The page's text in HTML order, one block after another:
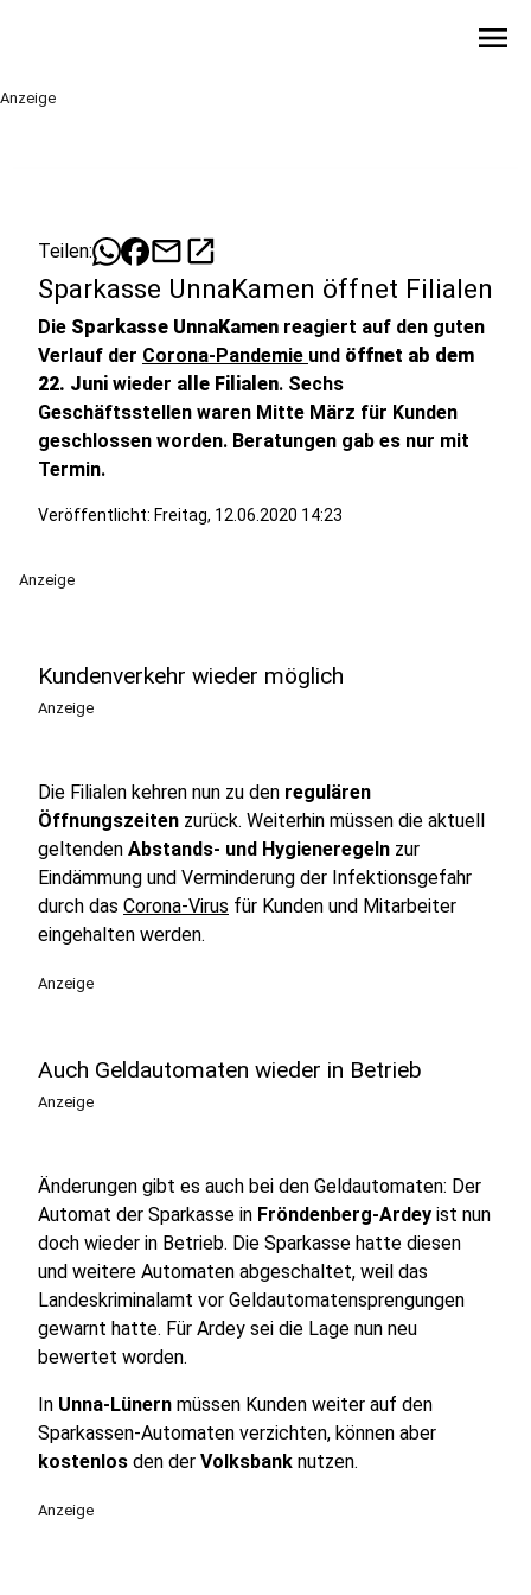
menu
Anzeige
Teilen: mailopen_in_new
Sparkasse UnnaKamen öffnet Filialen
Die Sparkasse UnnaKamen reagiert auf den guten
Verlauf der Corona-Pandemie und öffnet ab dem
22. Juni wieder alle Filialen. Sechs
Geschäftsstellen waren Mitte März für Kunden
geschlossen worden. Beratungen gab es nur mit
Termin.
Veröffentlicht: Freitag, 12.06.2020 14:23
Anzeige
Kundenverkehr wieder möglich
Anzeige
Die Filialen kehren nun zu den regulären
Öffnungszeiten zurück. Weiterhin müssen die aktuell
geltenden Abstands- und Hygieneregeln zur
Eindämmung und Verminderung der Infektionsgefahr
durch das Corona-Virus für Kunden und Mitarbeiter
eingehalten werden.
Anzeige
Auch Geldautomaten wieder in Betrieb
Anzeige
Änderungen gibt es auch bei den Geldautomaten: Der
Automat der Sparkasse in Fröndenberg-Ardey ist nun
doch wieder in Betrieb. Die Sparkasse hatte diesen
und weitere Automaten abgeschaltet, weil das
Landeskriminalamt vor Geldautomatensprengungen
gewarnt hatte. Für Ardey sei die Lage nun neu
bewertet worden.
In Unna-Lünern müssen Kunden weiter auf den
Sparkassen-Automaten verzichten, können aber
kostenlos den der Volksbank nutzen.
Anzeige